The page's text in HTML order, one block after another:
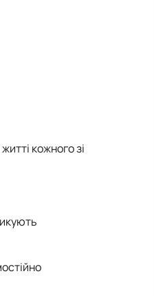
кожного зі